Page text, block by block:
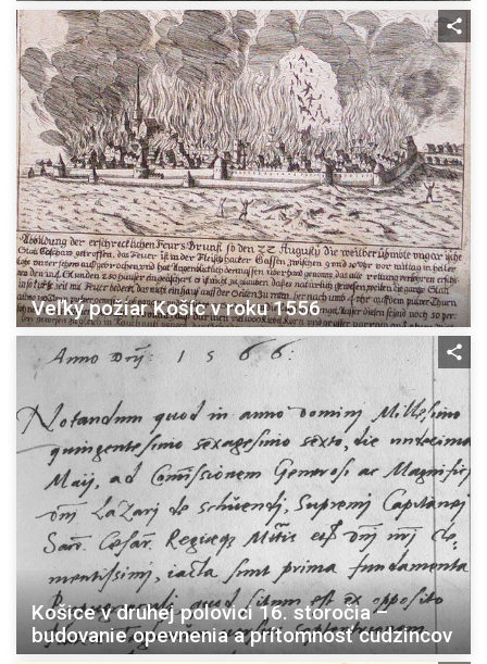
Veľký požiar Košíc v roku 1556
Košice v druhej polovici 16. storočia –
budovanie opevnenia a prítomnosť cudzincov